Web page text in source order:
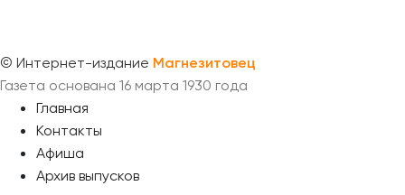
© Интернет-издание Магнезитовец
Газета основана 16 марта 1930 года
Главная
Контакты
Афиша
Архив выпусков